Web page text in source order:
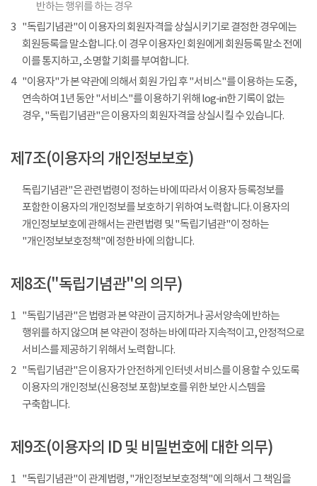
반하는 행위를 하는 경우
3 "독립기념관"이 이용자의 회원자격을 상실시키기로 결정한 경우에는
회원등록을 말소합니다. 이 경우 이용자인 회원에게 회원등록 말소 전에
이를 통지하고, 소명할 기회를 부여합니다.
4
"이용자"가 본 약관에 의해서 회원 가입 후 "서비스"를 이용하는 도중,
연속하여 1년 동안 "서비스"를 이용하기 위해 log-in한 기록이 없는
경우, "독립기념관"은 이용자의 회원자격을 상실시킬 수 있습니다.
제7조(이용자의 개인정보보호)
독립기념관"은 관련법령이 정하는 바에 따라서 이용자 등록정보를
포함한 이용자의 개인정보를 보호하기 위하여 노력합니다. 이용자의
개인정보보호에 관해서는 관련법령 및 "독립기념관"이 정하는
"개인정보보호정책"에 정한 바에 의합니다.
제8조("독립기념관"의 의무)
1 "독립기념관"은 법령과 본 약관이 금지하거나 공서양속에 반하는
행위를 하지 않으며 본 약관이 정하는 바에 따라 지속적이고, 안정적으로
서비스를 제공하기 위해서 노력합니다.
2 "독립기념관"은 이용자가 안전하게 인터넷 서비스를 이용할 수 있도록
이용자의 개인정보(신용정보 포함)보호를 위한 보안 시스템을
구축합니다.
제9조(이용자의 ID 및 비밀번호에 대한 의무)
1 "독립기념관"이 관계법령, "개인정보보호정책"에 의해서 그 책임을